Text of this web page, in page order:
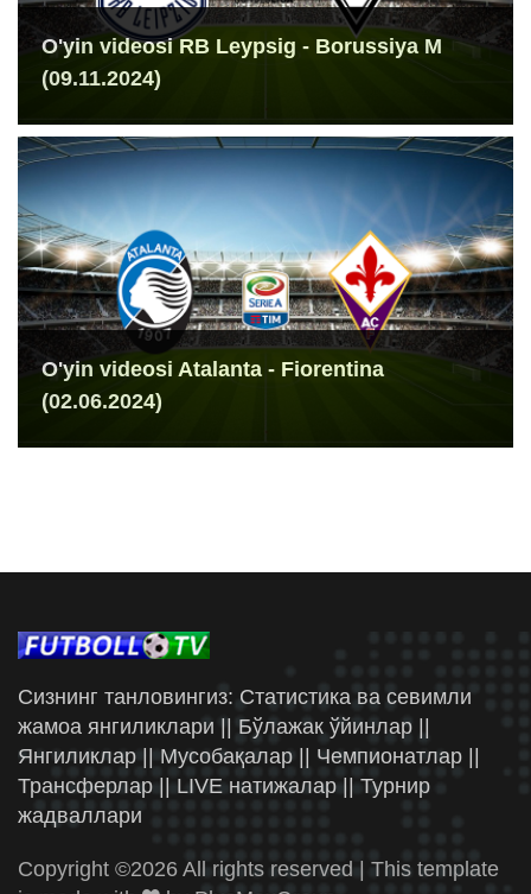
O'yin videosi RB Leypsig - Borussiya M
(09.11.2024)
O'yin videosi Atalanta - Fiorentina
(02.06.2024)
Сизнинг танловингиз: Статистика ва севимли
жамоа янгиликлари || Бўлажак ўйинлар ||
Янгиликлар || Мусобақалар || Чемпионатлар ||
Трансферлар || LIVE натижалар || Турнир
жадваллари
Copyright ©2026 All rights reserved | This template